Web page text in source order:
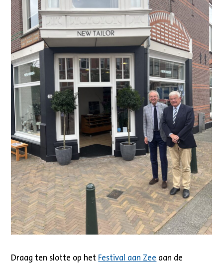
Draag ten slotte op het Festival aan Zee aan de